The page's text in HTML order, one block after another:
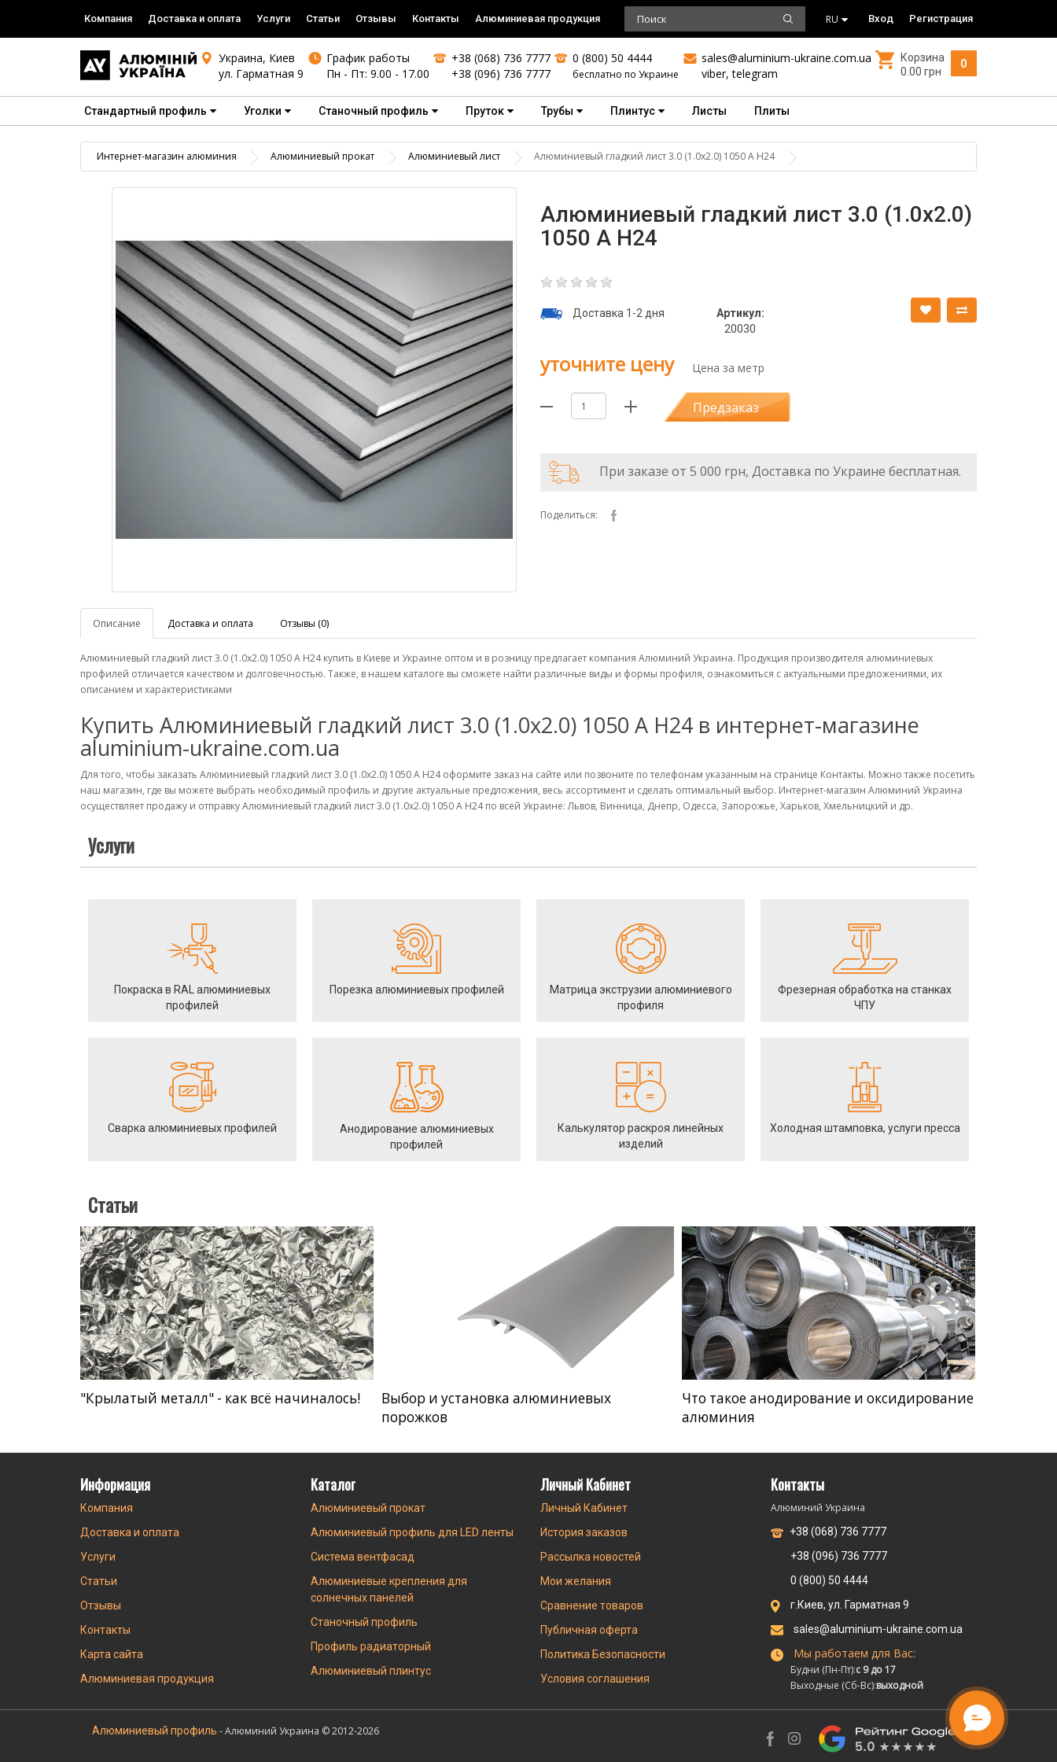
Компания Доставка и оплата Услуги Статьи Отзывы Контакты Алюминиевая продукция RU Вход Регистрация
Украина, Киев
ул. Гарматная 9
График работы
Пн - Пт: 9.00 - 17.00
+38 (068) 736 7777
+38 (096) 736 7777
0 (800) 50 4444
бесплатно по Украине
sales@aluminium-ukraine.com.ua
viber,telegram
0
Корзина
0.00 грн
Стандартный профиль Уголки Станочный профиль Пруток Трубы Плинтус Листы Плиты
Интернет-магазин алюминия Алюминиевый прокат Алюминиевый лист Алюминиевый гладкий лист 3.0 (1.0х2.0) 1050 А Н24
Алюминиевый гладкий лист 3.0 (1.0х2.0)
1050 А Н24
Доставка 1-2 дня
Артикул:
20030
уточните цену Цена за метр
Предзаказ
При заказе от 5 000 грн, Доставка по Украине бесплатная.
Поделиться:
Описание Доставка и оплата Отзывы (0)
Алюминиевый гладкий лист 3.0 (1.0х2.0) 1050 А Н24 купить в Киеве и Украине оптом и в розницу предлагает компания Алюминий Украина. Продукция производителя алюминиевых
профилей отличается качеством и долговечностью. Также, в нашем каталоге вы сможете найти различные виды и формы профиля, ознакомиться с актуальными предложениями, их
описанием и характеристиками
Купить Алюминиевый гладкий лист 3.0 (1.0х2.0) 1050 А Н24 в интернет-магазине
aluminium-ukraine.com.ua
Для того, чтобы заказать Алюминиевый гладкий лист 3.0 (1.0х2.0) 1050 А Н24 оформите заказ на сайте или позвоните по телефонам указанным на странице Контакты. Можно также посетить
наш магазин, где вы можете выбрать необходимый профиль и другие актуальные предложения, весь ассортимент и сделать оптимальный выбор. Интернет-магазин Алюминий Украина
осуществляет продажу и отправку Алюминиевый гладкий лист 3.0 (1.0х2.0) 1050 А Н24 по всей Украине: Львов, Винница, Днепр, Одесса, Запорожье, Харьков, Хмельницкий и др.
Услуги
Покраска в RAL алюминиевых
профилей
Порезка алюминиевых профилей
Матрица экструзии алюминиевого
профиля
Фрезерная обработка на станках
ЧПУ
Сварка алюминиевых профилей
Анодирование алюминиевых
профилей
Калькулятор раскроя линейных
изделий
Холодная штамповка, услуги пресса
Статьи
"Крылатый металл" - как всё начиналось!
Выбор и установка алюминиевых
порожков
Что такое анодирование и оксидирование
алюминия
Информация
Компания
Доставка и оплата
Услуги
Статьи
Отзывы
Контакты
Карта сайта
Алюминиевая продукция
Каталог
Алюминиевый прокат
Алюминиевый профиль для LED ленты
Система вентфасад
Алюминиевые крепления для
солнечных панелей
Станочный профиль
Профиль радиаторный
Алюминиевый плинтус
Личный Кабинет
Личный Кабинет
История заказов
Рассылка новостей
Мои желания
Сравнение товаров
Публичная оферта
Политика Безопасности
Условия соглашения
Контакты
Алюминий Украина
+38 (068) 736 7777
+38 (096) 736 7777
0 (800) 50 4444
г.Киев, ул. Гарматная 9
sales@aluminium-ukraine.com.ua
Мы работаем для Вас:
Будни (Пн-Пт):с 9 до 17
Выходные (Сб-Вс):выходной
Алюминиевый профиль - Алюминий Украина © 2012-2026